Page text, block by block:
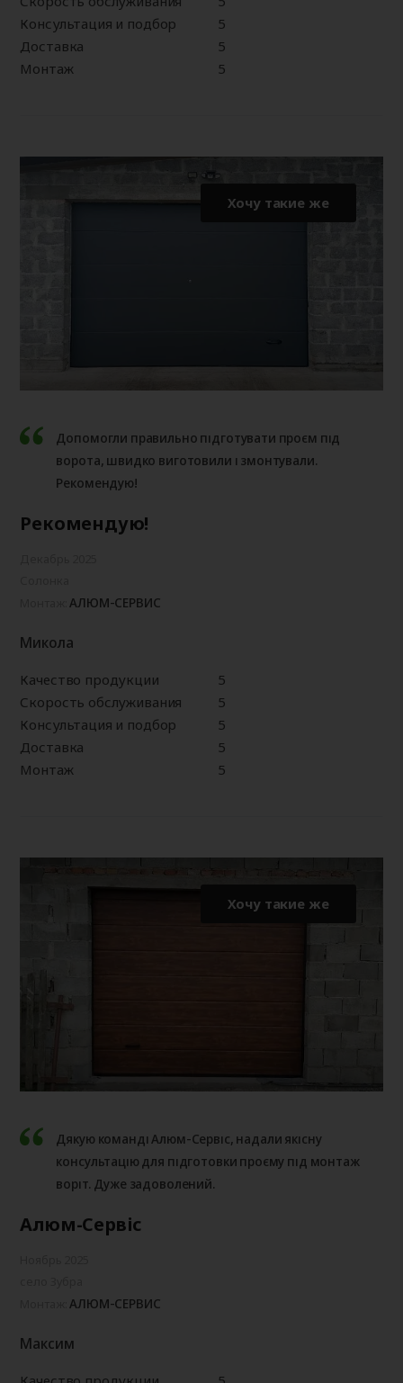
Консультация и подбор
5
Доставка
5
Монтаж
5
Рекомендую!
Монтаж:АЛЮМ-СЕРВИС
Хочу такие же
Допомогли правильно підготувати проєм під
ворота, швидко виготовили і змонтували.
Рекомендую!
Микола
Качество продукции
5
Скорость обслуживания
5
Консультация и подбор
5
Доставка
5
Монтаж
5
Алюм-Сервіс
Монтаж:АЛЮМ-СЕРВИС
Хочу такие же
Дякую команді Алюм-Сервіс, надали якісну
консультацію для підготовки проєму під монтаж
воріт. Дуже задоволений.
Максим